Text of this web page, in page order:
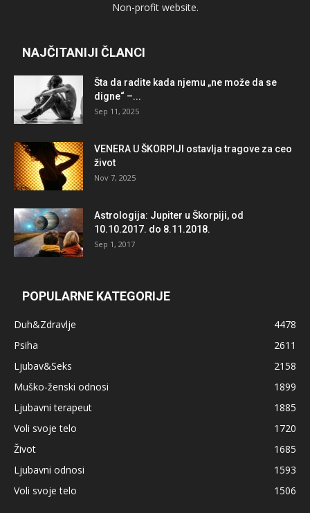
Non-profit website.
NAJČITANIJI ČLANCI
Šta da radite kada njemu „ne može da se
digne“ –...
Sep 11, 2025
VENERA U ŠKORPIJI ostavlja tragove za ceo
život
Nov 7, 2025
Astrologija: Jupiter u Škorpiji, od
10.10.2017. do 8.11.2018.
Sep 1, 2017
POPULARNE KATEGORIJE
Duh&Zdravlje
4478
Psiha
2611
Ljubav&Seks
2158
Muško-ženski odnosi
1899
Ljubavni terapeut
1885
Voli svoje telo
1720
Život
1685
Ljubavni odnosi
1593
Voli svoje telo
1506